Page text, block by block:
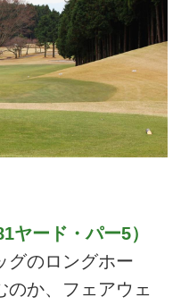
ヤード・パー5）
グのロングホー
のか、フェアウェ